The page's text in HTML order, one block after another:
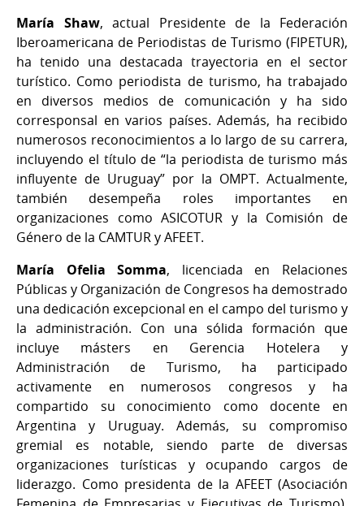
María Shaw, actual Presidente de la Federación
Iberoamericana de Periodistas de Turismo (FIPETUR),
ha tenido una destacada trayectoria en el sector
turístico. Como periodista de turismo, ha trabajado
en diversos medios de comunicación y ha sido
corresponsal en varios países. Además, ha recibido
numerosos reconocimientos a lo largo de su carrera,
incluyendo el título de “la periodista de turismo más
influyente de Uruguay” por la OMPT. Actualmente,
también desempeña roles importantes en
organizaciones como ASICOTUR y la Comisión de
Género de la CAMTUR y AFEET.
María Ofelia Somma, licenciada en Relaciones
Públicas y Organización de Congresos ha demostrado
una dedicación excepcional en el campo del turismo y
la administración. Con una sólida formación que
incluye másters en Gerencia Hotelera y
Administración de Turismo, ha participado
activamente en numerosos congresos y ha
compartido su conocimiento como docente en
Argentina y Uruguay. Además, su compromiso
gremial es notable, siendo parte de diversas
organizaciones turísticas y ocupando cargos de
liderazgo. Como presidenta de la AFEET (Asociación